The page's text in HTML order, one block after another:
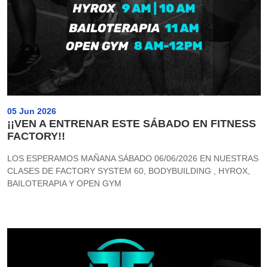
05 Jun 2026
¡¡VEN A ENTRENAR ESTE SÁBADO EN FITNESS
FACTORY!!
LOS ESPERAMOS MAÑANA SÁBADO 06/06/2026 EN NUESTRAS
CLASES DE FACTORY SYSTEM 60, BODYBUILDING , HYROX,
BAILOTERAPIA Y OPEN GYM